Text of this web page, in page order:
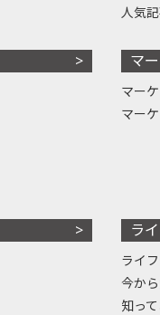
人気
マ
マー
マー
ラ
ライ
今か
知っ